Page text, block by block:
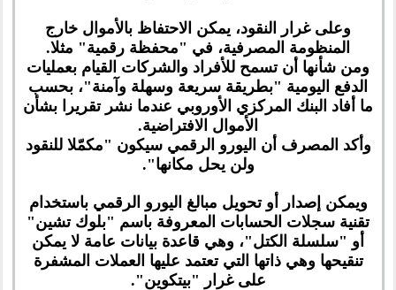
وعلى غرار النقود، يمكن الاحتفاظ بالأموال خارج
المنظومة المصرفية، في "محفظة رقمية" مثلا.
ومن شأنها أن تسمح للأفراد والشركات القيام بعمليات
الدفع اليومية "بطريقة سريعة وسهلة وآمنة"، بحسب
ما أفاد البنك المركزي الأوروبي عندما نشر تقريرا بشأن
الأموال الافتراضية.
وأكد المصرف أن اليورو الرقمي سيكون "مكمّلا للنقود
ولن يحل مكانها".
ويمكن إصدار أو تحويل مبالغ اليورو الرقمي باستخدام
تقنية سجلات الحسابات المعروفة باسم "بلوك تشين"
أو "سلسلة الكتل"، وهي قاعدة بيانات عامة لا يمكن
تنقيحها وهي ذاتها التي تعتمد عليها العملات المشفرة
على غرار "بيتكوين".